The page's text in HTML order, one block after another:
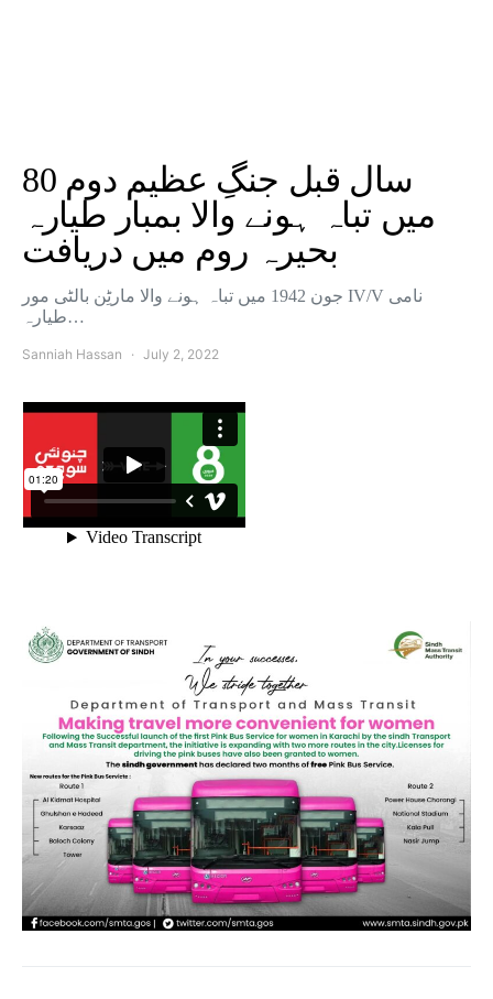
80 سال قبل جنگِ عظیم دوم
میں تباہ ہونے والا بمبار طیارہ
بحیرہ روم میں دریافت
جون 1942 میں تباہ ہونے والا مارٹِن بالٹی مور IV/V نامی
طیارہ…
Sanniah Hassan July 2, 2022